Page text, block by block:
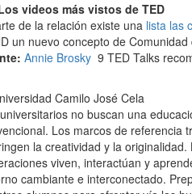
videos más vistos de TED
de la relación existe una lista las
un nuevo concepto de
Annie Brosky 9 TED Talks
no buscan una
Los marcos de referencia
la creatividad y la originalidad.
viven, interactúan y
cambiante e interconectado.